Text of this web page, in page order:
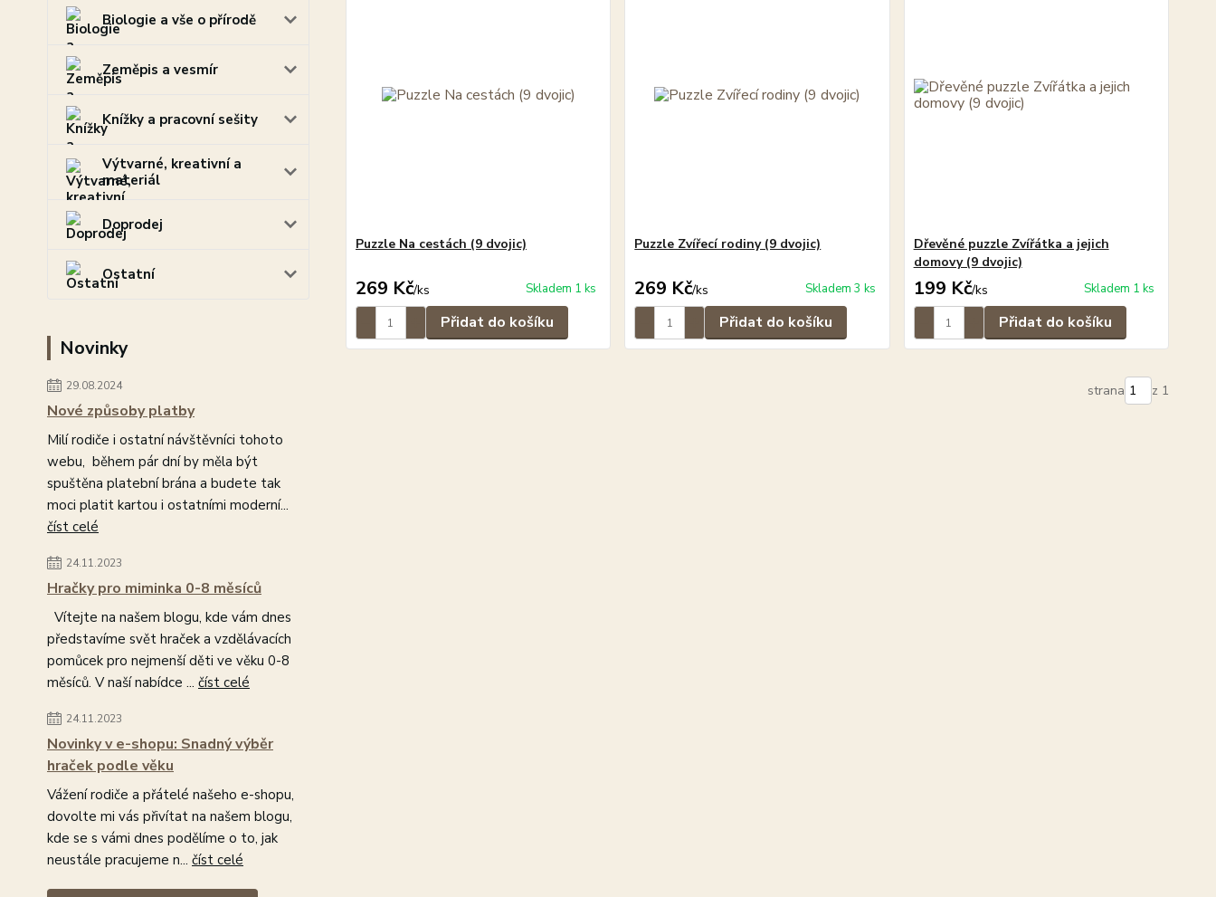
Biologie a vše o přírodě
Zeměpis a vesmír
Knížky a pracovní sešity
Výtvarné, kreativní a
materiál
Doprodej
Ostatní
Novinky
29.08.2024
Nové způsoby platby
Milí rodiče i ostatní návštěvníci tohoto
webu, během pár dní by měla být
spuštěna platební brána a budete tak
moci platit kartou i ostatními moderní...
číst celé
24.11.2023
Hračky pro miminka 0-8 měsíců
Vítejte na našem blogu, kde vám dnes
představíme svět hraček a vzdělávacích
pomůcek pro nejmenší děti ve věku 0-8
měsíců. V naší nabídce ... číst celé
24.11.2023
Novinky v e-shopu: Snadný výběr
hraček podle věku
Vážení rodiče a přátelé našeho e-shopu,
dovolte mi vás přivítat na našem blogu,
kde se s vámi dnes podělíme o to, jak
neustále pracujeme n... číst celé
Puzzle Na cestách (9 dvojic)
269 Kč/ks Skladem 1 ks
Přidat do košíku
Puzzle Zvířecí rodiny (9 dvojic)
269 Kč/ks Skladem 3 ks
Přidat do košíku
Dřevěné puzzle Zvířátka a jejich
domovy (9 dvojic)
199 Kč/ks Skladem 1 ks
Přidat do košíku
strana z 1